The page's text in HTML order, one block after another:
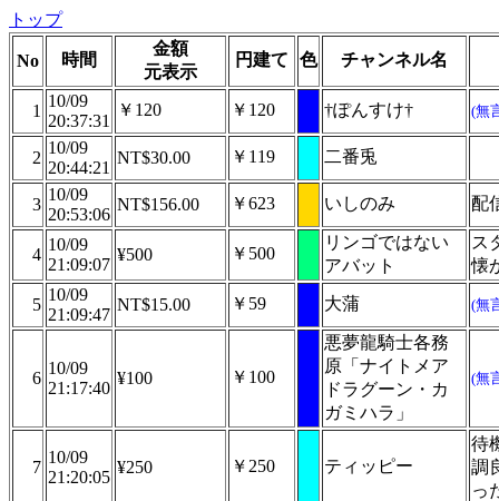
トップ
No 時間
金額
元表示
円建て 色 チャンネル名
1
10/09
20:37:31
￥120 ￥120 †ぽんすけ† (無
2
10/09
20:44:21
NT$30.00 ￥119 二番兎
3
10/09
20:53:06
NT$156.00 ￥623 いしのみ 配
4
10/09
21:09:07
¥500 ￥500
リンゴではない
アバット
ス
懐
5
10/09
21:09:47
NT$15.00 ￥59 大蒲 (無
6
10/09
21:17:40
¥100 ￥100
悪夢龍騎士各務
原「ナイトメア
ドラグーン・カ
ガミハラ」
(無
7
10/09
21:20:05
¥250 ￥250 ティッピー
待
調
っ